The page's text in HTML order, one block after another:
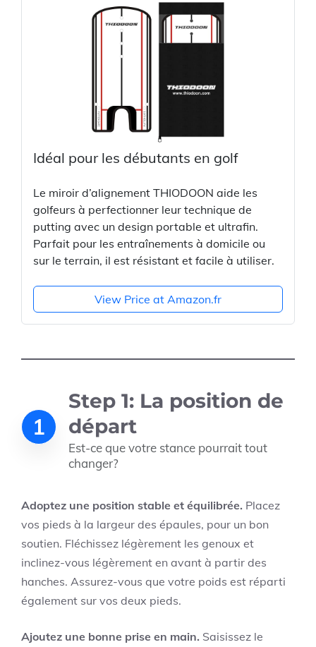
Idéal pour les débutants en golf
Le miroir d’alignement THIODOON aide les
golfeurs à perfectionner leur technique de
putting avec un design portable et ultrafin.
Parfait pour les entraînements à domicile ou
sur le terrain, il est résistant et facile à utiliser.
View Price at Amazon.fr
1
Step 1: La position de
départ
Est-ce que votre stance pourrait tout
changer?
Adoptez une position stable et équilibrée. Placez
vos pieds à la largeur des épaules, pour un bon
soutien. Fléchissez légèrement les genoux et
inclinez-vous légèrement en avant à partir des
hanches. Assurez-vous que votre poids est réparti
également sur vos deux pieds.
Ajoutez une bonne prise en main. Saisissez le